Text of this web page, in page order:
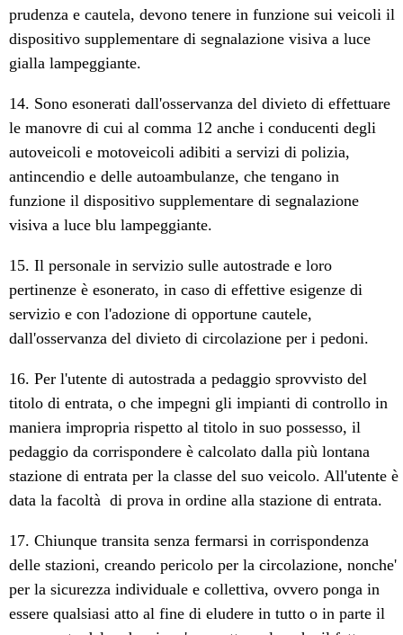
prudenza e cautela, devono tenere in funzione sui veicoli il
dispositivo supplementare di segnalazione visiva a luce
gialla lampeggiante.
14. Sono esonerati dall'osservanza del divieto di effettuare
le manovre di cui al comma 12 anche i conducenti degli
autoveicoli e motoveicoli adibiti a servizi di polizia,
antincendio e delle autoambulanze, che tengano in
funzione il dispositivo supplementare di segnalazione
visiva a luce blu lampeggiante.
15. Il personale in servizio sulle autostrade e loro
pertinenze è esonerato, in caso di effettive esigenze di
servizio e con l'adozione di opportune cautele,
dall'osservanza del divieto di circolazione per i pedoni.
16. Per l'utente di autostrada a pedaggio sprovvisto del
titolo di entrata, o che impegni gli impianti di controllo in
maniera impropria rispetto al titolo in suo possesso, il
pedaggio da corrispondere è calcolato dalla più lontana
stazione di entrata per la classe del suo veicolo. All'utente è
data la facoltà di prova in ordine alla stazione di entrata.
17. Chiunque transita senza fermarsi in corrispondenza
delle stazioni, creando pericolo per la circolazione, nonche'
per la sicurezza individuale e collettiva, ovvero ponga in
essere qualsiasi atto al fine di eludere in tutto o in parte il